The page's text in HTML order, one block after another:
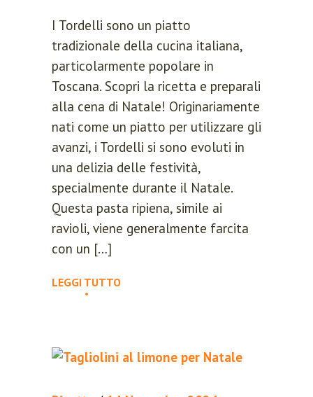
I Tordelli sono un piatto
tradizionale della cucina italiana,
particolarmente popolare in
Toscana. Scopri la ricetta e preparali
alla cena di Natale! Originariamente
nati come un piatto per utilizzare gli
avanzi, i Tordelli si sono evoluti in
una delizia delle festività,
specialmente durante il Natale.
Questa pasta ripiena, simile ai
ravioli, viene generalmente farcita
con un […]
LEGGI TUTTO
REGISTER
Lost your password?
Please enter your username or email